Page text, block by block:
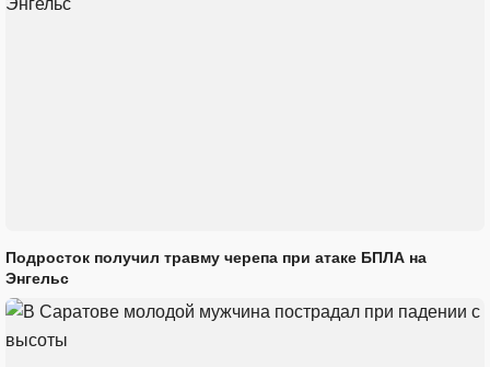
Подросток получил травму черепа при атаке БПЛА на
Энгельс